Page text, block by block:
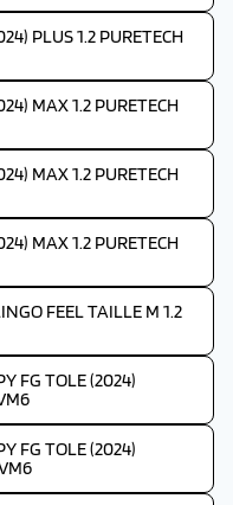
PLUS 1.2 PURETECH
MAX 1.2 PURETECH
MAX 1.2 PURETECH
MAX 1.2 PURETECH
FEEL TAILLE M 1.2
FG TOLE (2024)
FG TOLE (2024)